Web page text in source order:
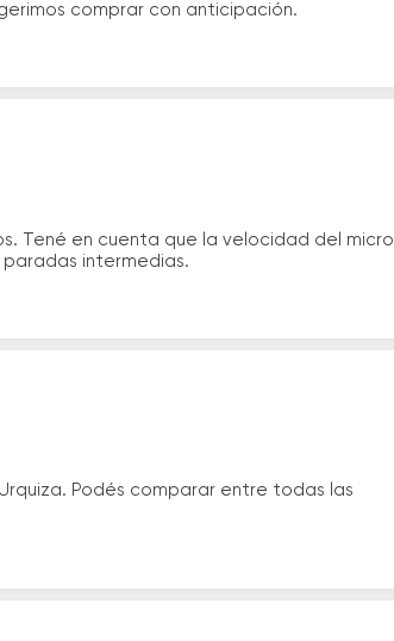
comprar con anticipación.
Tené en cuenta que la velocidad del micro
intermedias.
Podés comparar entre todas las